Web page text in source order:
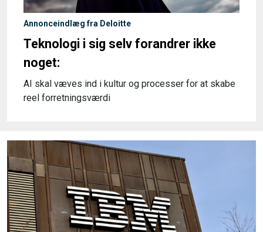
Annonceindlæg fra Deloitte
Teknologi i sig selv forandrer ikke
noget:
AI skal væves ind i kultur og processer for at skabe
reel forretningsværdi